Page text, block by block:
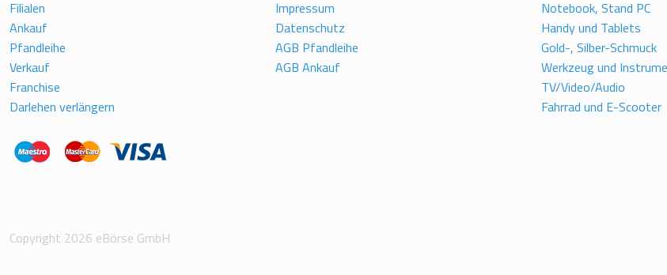
Filialen
Ankauf
Pfandleihe
Verkauf
Franchise
Darlehen verlängern
Impressum
Datenschutz
AGB Pfandleihe
AGB Ankauf
Notebook, Stand PC
Handy und Tablets
Gold-, Silber-Schmuck
Werkzeug und
TV/Video/Audio
Fahrrad und E-Scooter
Copyright 2026 eBörse GmbH